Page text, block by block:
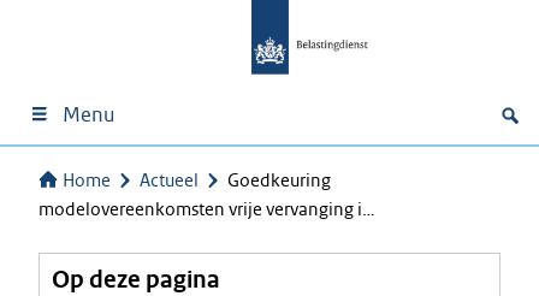
Menu
Home Actueel
Goedkeuring
modelovereenkomsten vrije vervanging i…
Op deze pagina